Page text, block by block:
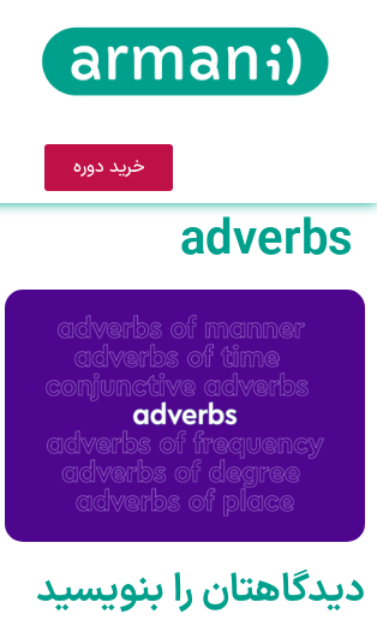
خرید دوره
adverbs
دیدگاهتان را بنویسید